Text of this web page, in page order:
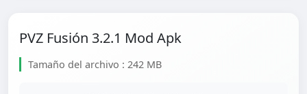
PVZ Fusión 3.2.1 Mod Apk
Tamaño del archivo : 242 MB